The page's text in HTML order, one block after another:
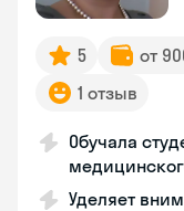
5 от
1 отзыв
Обучала
Уделяет